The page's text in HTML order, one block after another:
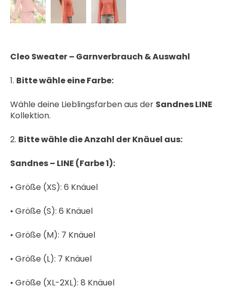
Cleo Sweater – Garnverbrauch & Auswahl
1. Bitte wähle eine Farbe:
Wähle deine Lieblingsfarben aus der Sandnes LINE
Kollektion.
2. Bitte wähle die Anzahl der Knäuel aus:
Sandnes – LINE (Farbe 1):
• Größe (XS): 6 Knäuel
• Größe (S): 6 Knäuel
• Größe (M): 7 Knäuel
• Größe (L): 7 Knäuel
• Größe (XL-2XL): 8 Knäuel